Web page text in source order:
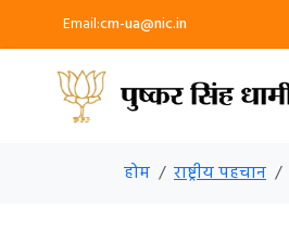
Email:cm-ua@nic.in
होम राष्ट्रीय पहचान